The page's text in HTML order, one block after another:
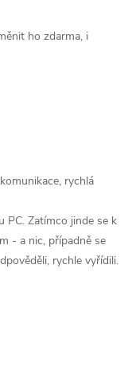
ho zdarma, i
rychlá
PC. Zatímco jinde se k
- a nic, případně se
rychle vyřídili.